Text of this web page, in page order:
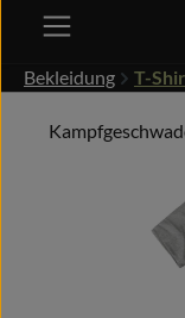
Bekleidung T-
Bildergalerie